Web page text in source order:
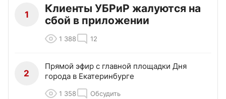
1
Клиенты УБРиР жалуются на
сбой в приложении
1 388 12
2
Прямой эфир с главной площадки Дня
города в Екатеринбурге
1 358 Обсудить